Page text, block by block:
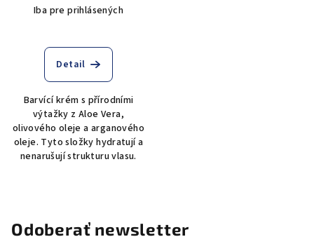
Iba pre prihlásených
Detail
Barvící krém s přírodními
výtažky z Aloe Vera,
olivového oleje a arganového
oleje. Tyto složky hydratují a
nenarušují strukturu vlasu.
Odoberať newsletter